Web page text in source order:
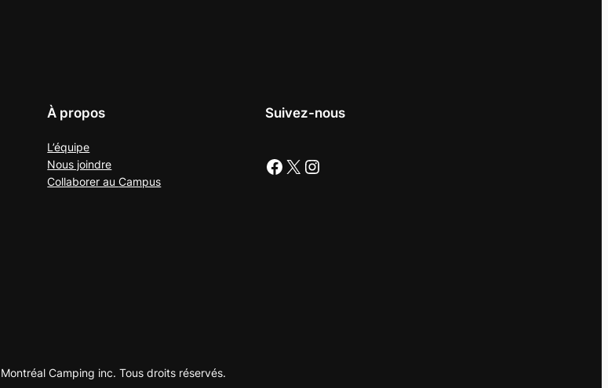
À propos
L’équipe
Nous joindre
Collaborer auCampus
Suivez-nous
Facebook X Instagram
Camping inc. Tous droits réservés.